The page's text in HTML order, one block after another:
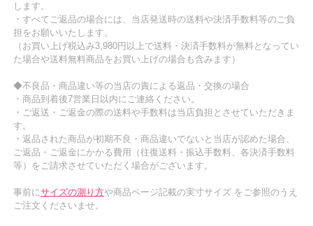
します。
・すべてご返品の場合には、当店発送時の送料や決済手数料等のご負
担をお願いいたします。
（お買い上げ税込み3,980円以上で送料・決済手数料が無料となってい
た場合や送料無料商品をお買い上げの場合も含みます）
◆不良品・商品違い等の当店の責による返品・交換の場合
・商品到着後7営業日以内にご連絡ください。
・ご返送・ご返金の際の送料や手数料は当店負担とさせていただきま
す。
・返品された商品が初期不良・商品違いでないと当店が認めた場合、
ご返品・ご返金にかかる費用（往復送料・振込手数料、各決済手数料
等）をご請求させていただく場合がございます。
事前にサイズの測り方や商品ページ記載の実寸サイズ をご参照のうえ
ご注文くださいませ。